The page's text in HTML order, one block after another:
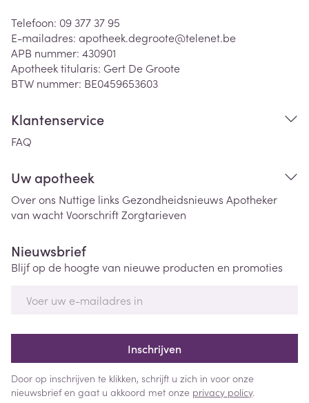
Telefoon: 09 377 37 95
E-mailadres: apotheek.degroote@telenet.be
APB nummer: 430901
Apotheek titularis: Gert De Groote
BTW nummer: BE0459653603
Klantenservice
FAQ
Uw apotheek
Over ons Nuttige links Gezondheidsnieuws Apotheker
van wachtVoorschriftZorgtarieven
Nieuwsbrief
Blijf op de hoogte van nieuwe producten en promoties
Inschrijven
Door op inschrijven te klikken, schrijft u zich in voor onze
nieuwsbrief en gaat u akkoord met onze privacy policy.